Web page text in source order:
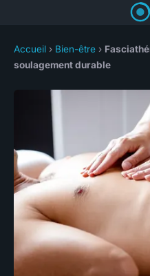
Accueil › Bien-être ›
soulagement durable